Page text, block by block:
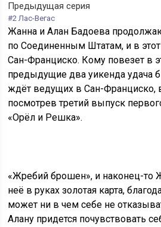
Предыдущая серия
#2 Лас-Вегас
Жанна и Алан Бадоева
по Соединенным Штатам, и в
Сан-Франциско. Кому повезет в
предыдущие два уикенда удача
ждёт ведущих в Сан-Франциско,
посмотрев третий выпуск
«Орёл и Решка».
«Жребий брошен», и наконец-то
неё в руках золотая карта,
может ни в чем себе не
Алану придется почувствовать